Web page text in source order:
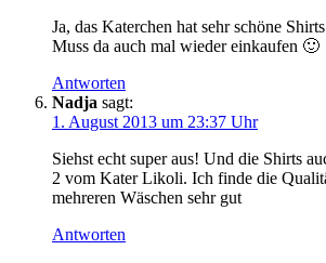
Ja, das Katerchen hat sehr schöne
Muss da auch mal wieder einkaufen 🙂
Antworten
Nadja sagt:
1. August 2013 um 23:37 Uhr
Siehst echt super aus! Und die Shirts
2 vom Kater Likoli. Ich finde die
mehreren Wäschen sehr gut
Antworten